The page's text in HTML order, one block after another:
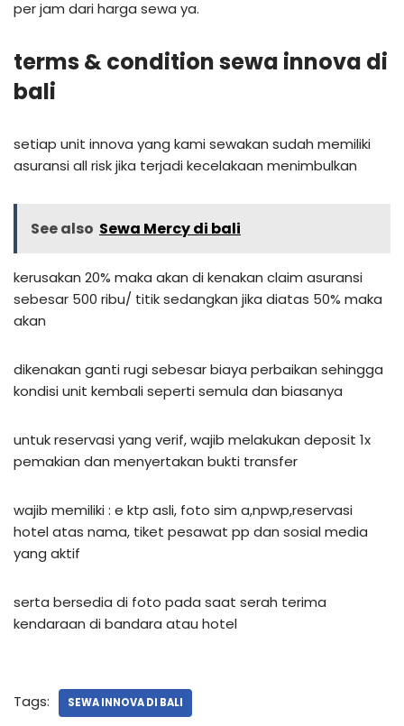
per jam dari harga sewa ya.
terms & condition sewa innova di
bali
setiap unit innova yang kami sewakan sudah memiliki
asuransi all risk jika terjadi kecelakaan menimbulkan
See also Sewa Mercy di bali
kerusakan 20% maka akan di kenakan claim asuransi
sebesar 500 ribu/ titik sedangkan jika diatas 50% maka
akan
dikenakan ganti rugi sebesar biaya perbaikan sehingga
kondisi unit kembali seperti semula dan biasanya
untuk reservasi yang verif, wajib melakukan deposit 1x
pemakian dan menyertakan bukti transfer
wajib memiliki : e ktp asli, foto sim a,npwp,reservasi
hotel atas nama, tiket pesawat pp dan sosial media
yang aktif
serta bersedia di foto pada saat serah terima
kendaraan di bandara atau hotel
Tags: SEWA INNOVA DI BALI